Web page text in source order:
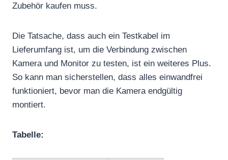
Zubehör kaufen muss.
Die Tatsache, dass auch ein Testkabel im
Lieferumfang ist, um die Verbindung zwischen
Kamera und Monitor zu testen, ist ein weiteres Plus.
So kann man sicherstellen, dass alles einwandfrei
funktioniert, bevor man die Kamera endgültig
montiert.
Tabelle: